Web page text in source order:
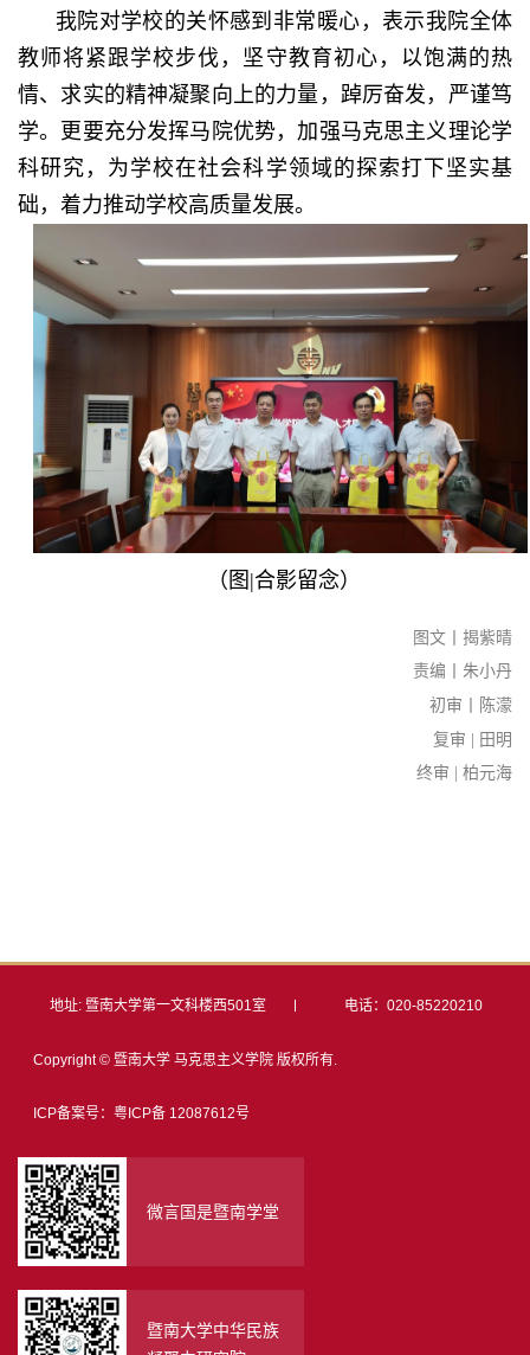
我院对学校的关怀感到非常暖心，表示我院全体
教师将紧跟学校步伐，坚守教育初心，以饱满的热
情、求实的精神凝聚向上的力量，踔厉奋发，严谨笃
学。更要充分发挥马院优势，加强马克思主义理论学
科研究，为学校在社会科学领域的探索打下坚实基
础，着力推动学校高质量发展。
（图 |合影留念）
图文丨揭紫晴
责编丨朱小丹
初审丨陈濛
复审 | 田明
终审 | 柏元海
地址: 暨南大学第一文科楼西501室 电话：020-85220210
Copyright © 暨南大学 马克思主义学院 版权所有.
ICP备案号：粤ICP备 12087612号
微言国是暨南学堂
暨南大学中华民族